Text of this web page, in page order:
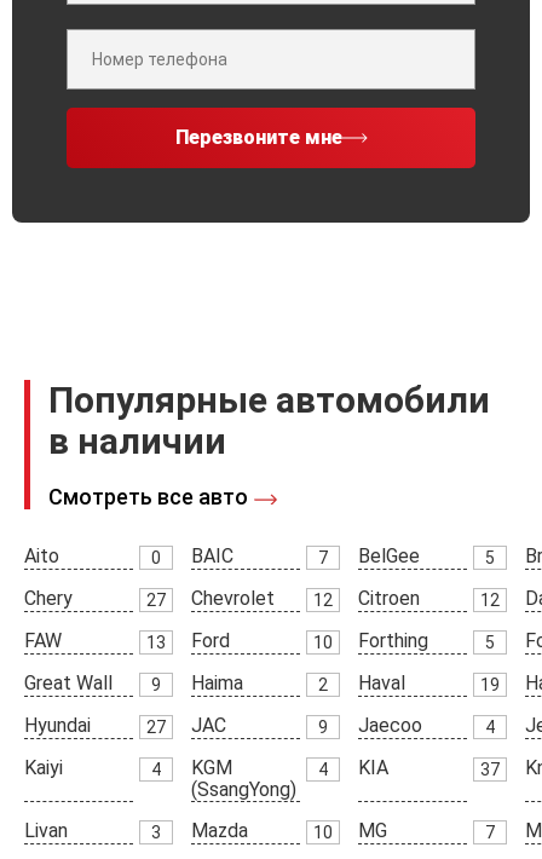
Перезвоните мне
Популярные автомобили
в наличии
Смотреть все авто
Aito 0 BAIC 7 BelGee 5
Chery
27 Chevrolet 12 Citroen 12
FAW
13 Ford 10 Forthing 5
Great Wall
9 Haima 2 Haval 19
Hyundai
27 JAC 9 Jaecoo 4
Kaiyi
4
KGM
(SsangYong)
4 KIA 37
Livan 3 Mazda 10 MG 7